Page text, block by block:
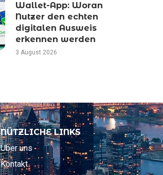
Wallet-App: Woran
Nutzer den echten
digitalen Ausweis
erkennen werden
3 August 2026
NÜTZLICHE LINKS
Über uns
Kontakt